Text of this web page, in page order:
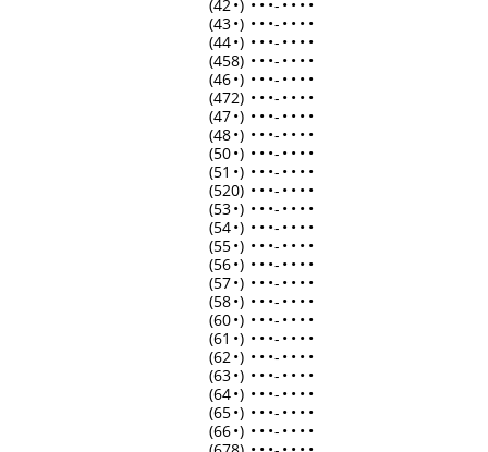
(42•) • • •- • • • •
(43•) • • •- • • • •
(44•) • • •- • • • •
(458) • • •- • • • •
(46•) • • •- • • • •
(472) • • •- • • • •
(47•) • • •- • • • •
(48•) • • •- • • • •
(50•) • • •- • • • •
(51 •) • • •- • • • •
(520) • • •- • • • •
(53•) • • •- • • • •
(54•) • • •- • • • •
(55•) • • •- • • • •
(56•) • • •- • • • •
(57•) • • •- • • • •
(58•) • • •- • • • •
(60•) • • •- • • • •
(61 •) • • •- • • • •
(62•) • • •- • • • •
(63•) • • •- • • • •
(64•) • • •- • • • •
(65•) • • •- • • • •
(66•) • • •- • • • •